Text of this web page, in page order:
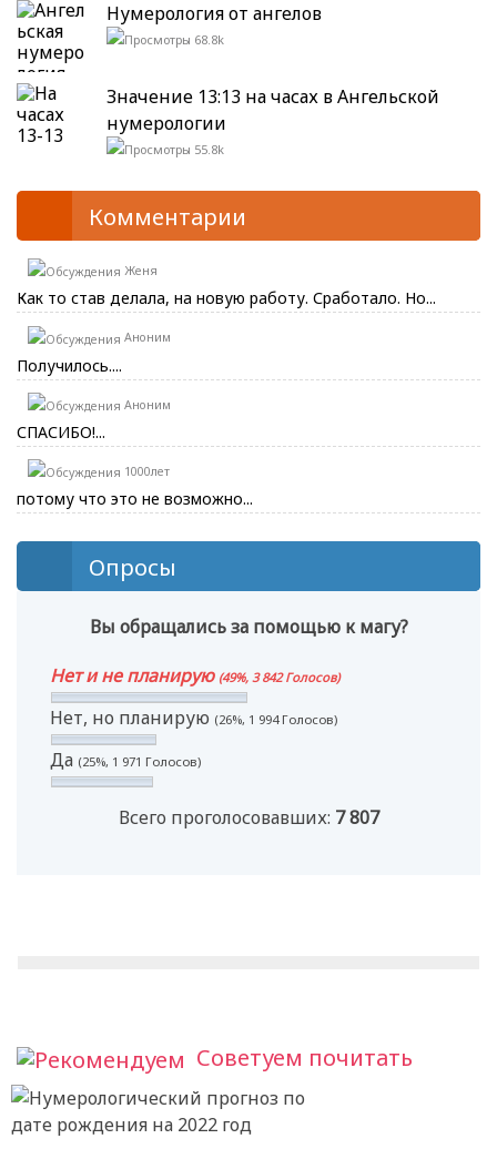
Нумерология от ангелов
68.8k
Значение 13:13 на часах в Ангельской
нумерологии
55.8k
Комментарии
Женя
Как то став делала, на новую работу. Сработало. Но...
Аноним
Получилось....
Аноним
СПАСИБО!...
1000лет
потому что это не возможно...
Опросы
Вы обращались за помощью к магу?
Нет и не планирую (49%, 3 842 Голосов)
Нет, но планирую (26%, 1 994 Голосов)
Да (25%, 1 971 Голосов)
Всего проголосовавших: 7 807
Советуем почитать